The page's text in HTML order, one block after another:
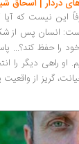
| اسحاق شیروانی
که آیا
پس از شکست
کند؟... پاسخی که
دیگر را انتخاب
از واقعیت یا انکار